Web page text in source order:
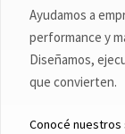
Ayudamos a
performance y
Diseñamos,
que convierten.
Conocé